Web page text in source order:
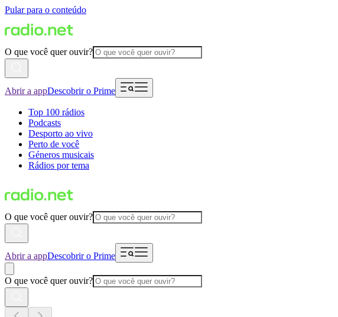
Pular para o conteúdo
O que você quer ouvir?
Abrir a appDescobrir o Prime
Top 100 rádios
Podcasts
Desporto ao vivo
Perto de você
Géneros musicais
Rádios por tema
O que você quer ouvir?
Abrir a appDescobrir o Prime
O que você quer ouvir?